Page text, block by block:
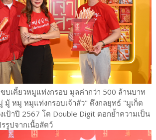
บเคี้ยวหมูแท่งกรอบ มูลค่ากว่า 500 ล้านบาท
หมู หมูแท่งกรอบเจ้าสัว" ดึงกลยุทธ์ "มูเก็ต
เป้าปี 2567 โต Double Digit ตอกย้ำความเป็น
รูปจากเนื้อสัตว์